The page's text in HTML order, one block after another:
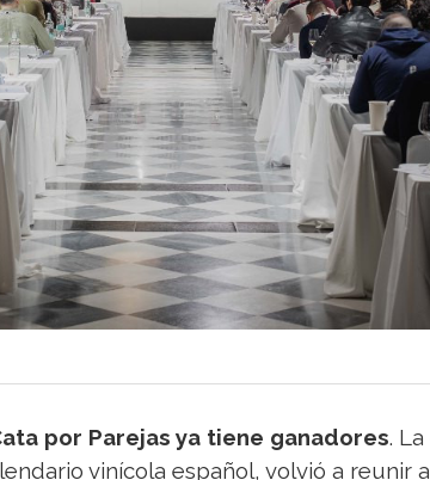
por Parejas ya tiene ganadores.
vinícola español, volvió a reunir a